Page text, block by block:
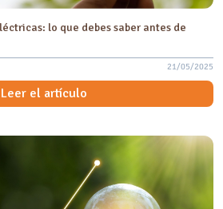
lo que debes saber antes de
21/05/2025
Leer el artículo